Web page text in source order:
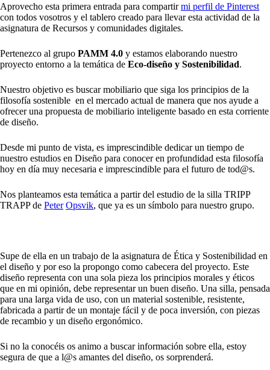
Aprovecho esta primera entrada para compartirmi perfil de Pinterest
con todos vosotros y el tablero creado para llevar esta actividad de la
asignatura de Recursos y comunidades digitales.
Pertenezco al grupo PAMM 4.0 y estamos elaborando nuestro
proyecto entorno a la temática de Eco-diseño y Sostenibilidad.
Nuestro objetivo es buscar mobiliario que siga los principios de la
filosofía sostenible en el mercado actual de manera que nos ayude a
ofrecer una propuesta de mobiliario inteligente basado en esta corriente
de diseño.
Desde mi punto de vista, es imprescindible dedicar un tiempo de
nuestro estudios en Diseño para conocer en profundidad esta filosofía
hoy en día muy necesaria e imprescindible para el futuro de tod@s.
Nos planteamos esta temática a partir del estudio de la silla TRIPP
TRAPP de Peter Opsvik, que ya es un símbolo para nuestro grupo.
Supe de ella en un trabajo de la asignatura de Ética y Sostenibilidad en
el diseño y por eso la propongo como cabecera del proyecto. Este
diseño representa con una sola pieza los principios morales y éticos
que en mi opinión, debe representar un buen diseño. Una silla, pensada
para una larga vida de uso, con un material sostenible, resistente,
fabricada a partir de un montaje fácil y de poca inversión, con piezas
de recambio y un diseño ergonómico.
Si no la conocéis os animo a buscar información sobre ella, estoy
segura de que a l@s amantes del diseño, os sorprenderá.